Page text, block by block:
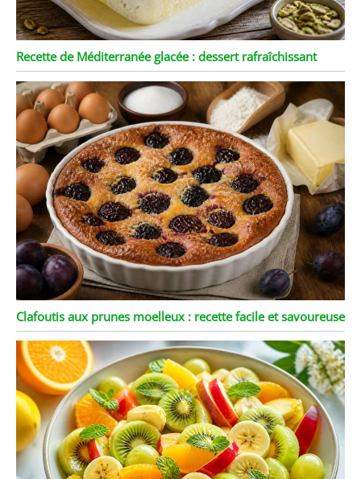
Recette de Méditerranée glacée : dessert rafraîchissant
Clafoutis aux prunes moelleux : recette facile et savoureuse